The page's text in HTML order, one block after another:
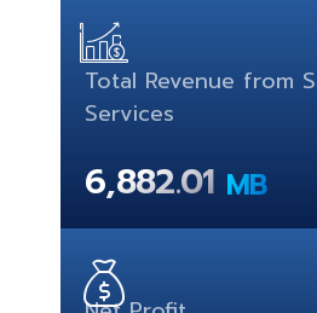
Total Revenue from
Services
6,882.01 MB